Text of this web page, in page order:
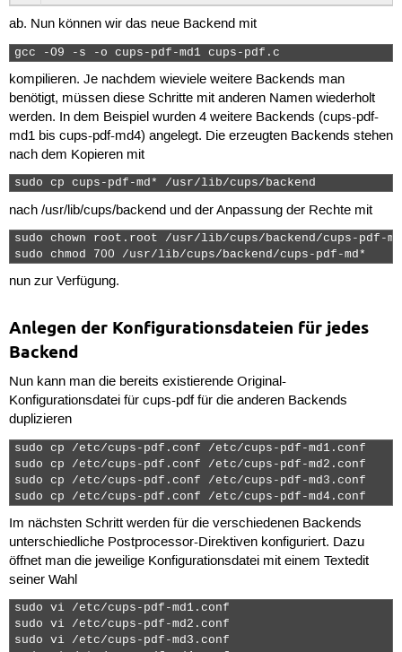
ab. Nun können wir das neue Backend mit
gcc -O9 -s -o cups-pdf-md1 cups-pdf.c
kompilieren. Je nachdem wieviele weitere Backends man
benötigt, müssen diese Schritte mit anderen Namen wiederholt
werden. In dem Beispiel wurden 4 weitere Backends (cups-pdf-
md1 bis cups-pdf-md4) angelegt. Die erzeugten Backends stehen
nach dem Kopieren mit
sudo cp cups-pdf-md* /usr/lib/cups/backend
nach /usr/lib/cups/backend und der Anpassung der Rechte mit
sudo chown root.root /usr/lib/cups/backend/cups-pdf-
sudo chmod 700 /usr/lib/cups/backend/cups-pdf-md*
nun zur Verfügung.
Anlegen der Konfigurationsdateien für jedes
Backend
Nun kann man die bereits existierende Original-
Konfigurationsdatei für cups-pdf für die anderen Backends
duplizieren
sudo cp /etc/cups-pdf.conf /etc/cups-pdf-md1.conf
sudo cp /etc/cups-pdf.conf /etc/cups-pdf-md2.conf
sudo cp /etc/cups-pdf.conf /etc/cups-pdf-md3.conf
sudo cp /etc/cups-pdf.conf /etc/cups-pdf-md4.conf
Im nächsten Schritt werden für die verschiedenen Backends
unterschiedliche Postprocessor-Direktiven konfiguriert. Dazu
öffnet man die jeweilige Konfigurationsdatei mit einem Textedit
seiner Wahl
sudo vi /etc/cups-pdf-md1.conf
sudo vi /etc/cups-pdf-md2.conf
sudo vi /etc/cups-pdf-md3.conf